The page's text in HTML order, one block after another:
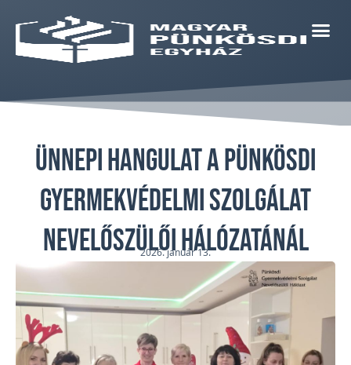
Ünnepi hangulat a Pünkösdi
Gyermekvédelmi Szolgálat
Nevelőszülői Hálózatánál
2026. január 13.